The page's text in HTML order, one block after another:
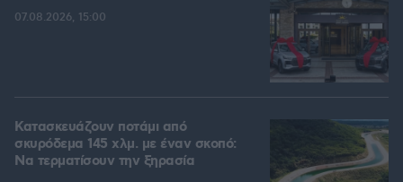
07.08.2026, 15:00
Κατασκευάζουν ποτάμι από
σκυρόδεμα 145 χλμ. με έναν σκοπό:
Να τερματίσουν την ξηρασία